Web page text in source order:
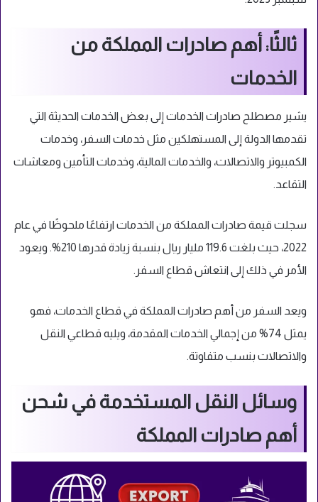
ثالثًا: أهم صادرات المملكة من
الخدمات
يشير مصطلح صادرات الخدمات إلى بعض الخدمات الحديثة التي
تقدمها الدولة إلى المستهلكين مثل خدمات السفر، وخدمات
الكمبيوتر والاتصالات، والخدمات المالية، وخدمات التأمين ومعاشات
التقاعد.
سجلت قيمة صادرات المملكة من الخدمات ارتفاعًا ملحوظًا في عام
2022، حيث بلغت 119.6 مليار ريال بنسبة زيادة قدرها 210%. ويعود
الأمر في ذلك إلى انتعاش قطاع السفر.
ويعد السفر من أهم صادرات المملكة في قطاع الخدمات، فهو
يمثل 74% من إجمالي الخدمات المقدمة، ويليه قطاعي النقل
والاتصالات بنسب متفاوتة.
وسائل النقل المستخدمة في شحن
أهم صادرات المملكة